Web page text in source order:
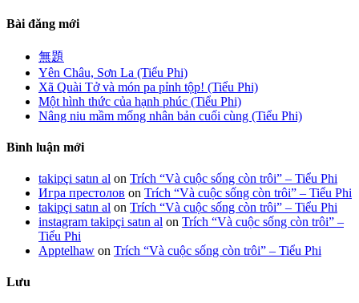
Bài đăng mới
無題
Yên Châu, Sơn La (Tiểu Phi)
Xã Quài Tở và món pa pỉnh tộp! (Tiểu Phi)
Một hình thức của hạnh phúc (Tiểu Phi)
Nâng niu mầm mống nhân bản cuối cùng (Tiểu Phi)
Bình luận mới
takipçi satın al on Trích “Và cuộc sống còn trôi” – Tiểu Phi
Игра престолов on Trích “Và cuộc sống còn trôi” – Tiểu Phi
takipçi satın al on Trích “Và cuộc sống còn trôi” – Tiểu Phi
instagram takipçi satın al on Trích “Và cuộc sống còn trôi” –
Tiểu Phi
Apptelhaw on Trích “Và cuộc sống còn trôi” – Tiểu Phi
Lưu